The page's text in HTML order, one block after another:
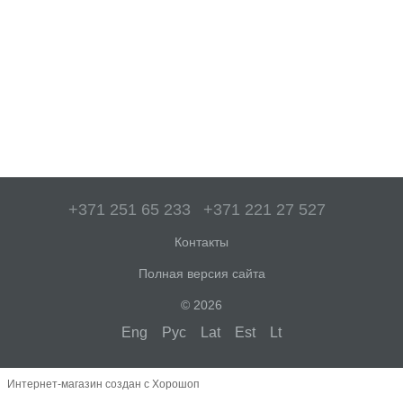
+371 251 65 233 +371 221 27 527
Контакты
Полная версия сайта
© 2026
Eng Рус Lat Est Lt
Интернет-магазин создан с Хорошоп